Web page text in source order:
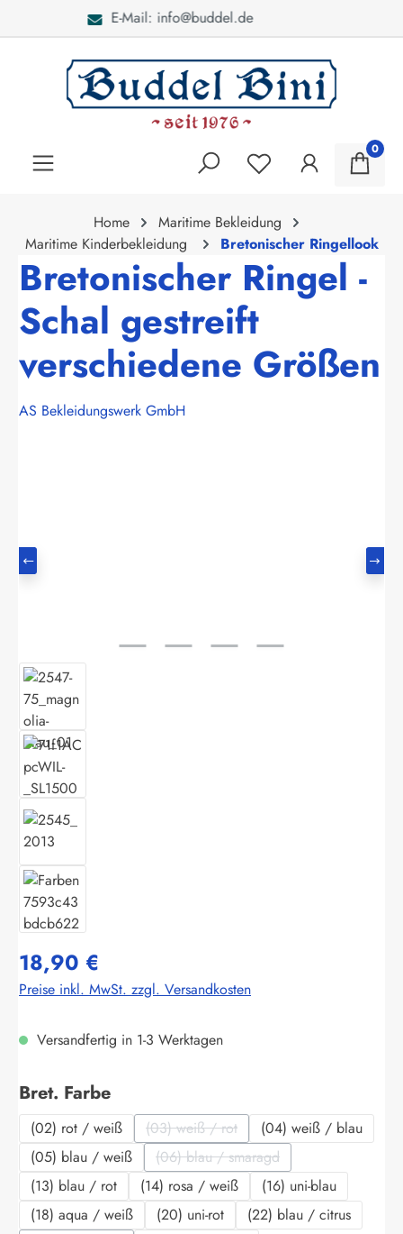
Bei Fragen: 040 - 46 28 52
0
Home
Maritime Bekleidung
Maritime Kinderbekleidung
Bretonischer Ringellook
Bretonischer Ringel -
Schal gestreift
verschiedene Größen
AS Bekleidungswerk GmbH
18,90 €
Preise inkl. MwSt. zzgl. Versandkosten
Versandfertig in 1-3 Werktagen
Bret. Farbeauswählen
(02) rot / weiß (03) weiß / rot
(Diese Option ist zurzeit nicht
(04) weiß / blau
(05) blau / weiß
(06) blau / smaragd
(Diese Option ist zurzeit nicht
(13) blau / rot (14) rosa / weiß
(16) uni-blau
(18) aqua / weiß
(20) uni-rot
(22) blau / citrus